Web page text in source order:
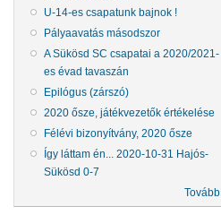
U-14-es csapatunk bajnok !
Pályaavatás másodszor
A Sükösd SC csapatai a 2020/2021-
es évad tavaszán
Epilógus (zárszó)
2020 ősze, játékvezetők értékelése
Félévi bizonyítvány, 2020 ősze
Így láttam én... 2020-10-31 Hajós-
Sükösd 0-7
Tovább